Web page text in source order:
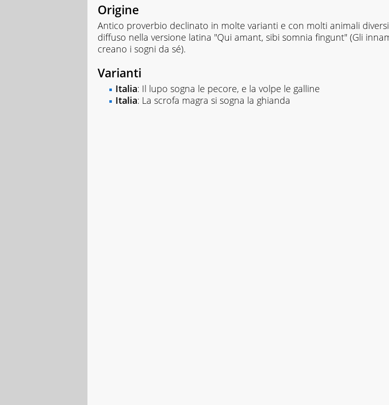
Origine
Antico proverbio declinato in molte varianti e con molti animali
diffuso nella versione latina "Qui amant, sibi somnia fingunt" (Gli
creano i sogni da sé).
Varianti
Italia: Il lupo sogna le pecore, e la volpe le galline
Italia: La scrofa magra si sogna la ghianda